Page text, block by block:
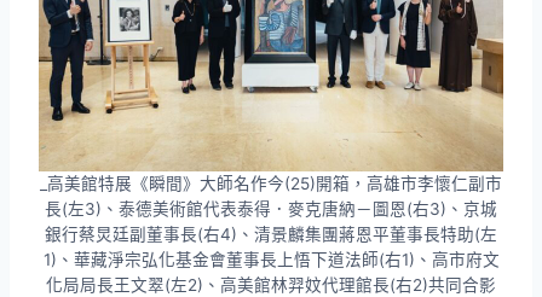
_高美館特展《瞬間》大師名作今(25)開箱，高雄市李懷仁副市
長(左3)、泰德美術館代表泰得．麥克唐納－圖恩(右3)、京城
銀行蔡炅廷副董事長(右4)、清景麟集團蔣恩平董事長特助(左
1)、華藏淨宗弘化基金會董事長上悟下道法師(右1)、高市府文
化局局長王文翠(左2)、高美館林羿妏代理館長(右2)共同合影